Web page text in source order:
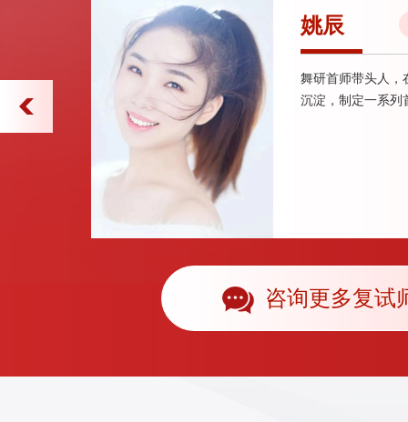
姚辰
舞研首师带头人，
沉淀，制定一系列
咨询更多复试